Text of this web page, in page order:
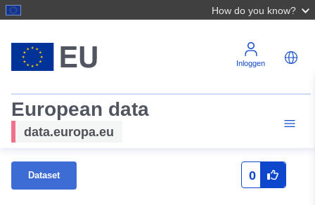
How do you know?
Inloggen
European data
data.europa.eu
Dataset 0